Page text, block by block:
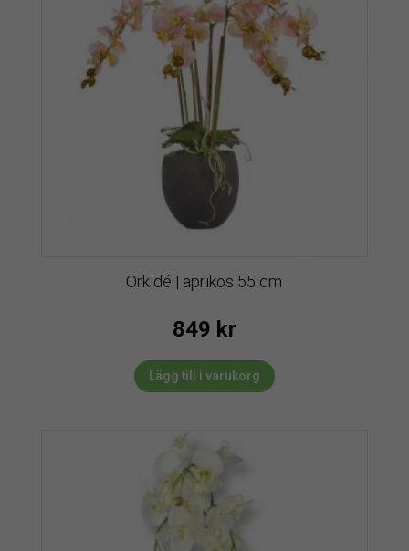
Orkidé | aprikos 55 cm
849 kr
Lägg till i varukorg